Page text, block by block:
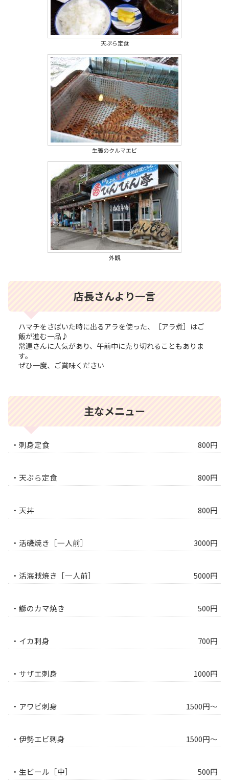
天ぷら定食
生簀のクルマエビ
外観
店長さんより一言
ハマチをさばいた時に出るアラを使った、［アラ煮］はご
飯が進む一品♪
常連さんに人気があり、午前中に売り切れることもありま
す。
ぜひ一度、ご賞味ください
主なメニュー
・刺身定食 800円
・天ぷら定食 800円
・天丼 800円
・活磯焼き［一人前］ 3000円
・活海賊焼き［一人前］ 5000円
・鰤のカマ焼き 500円
・イカ刺身 700円
・サザエ刺身 1000円
・アワビ刺身 1500円～
・伊勢エビ刺身 1500円～
・生ビール［中］ 500円